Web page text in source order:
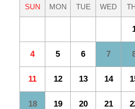
SUN MON TUE WED
4 5 6 7
11 12 13 14
18 19 20 21